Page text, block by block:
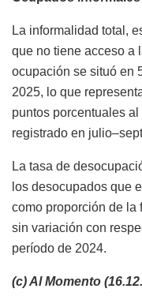
La informalidad total,
que no tiene acceso a
ocupación se situó en
2025, lo que
puntos porcentuales
registrado en
La tasa de
los desocupados que
como proporción de la
sin variación con
período de 2024.
(c) Al Momento